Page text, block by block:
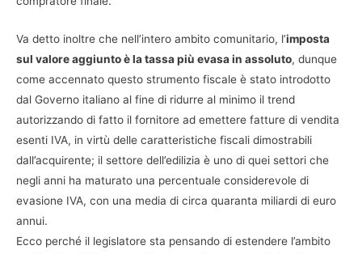
Va detto inoltre che nell’intero ambito comunitario, l’imposta
sul valore aggiunto è la tassa più evasa in assoluto, dunque
come accennato questo strumento fiscale è stato introdotto
dal Governo italiano al fine di ridurre al minimo il trend
autorizzando di fatto il fornitore ad emettere fatture di vendita
esenti IVA, in virtù delle caratteristiche fiscali dimostrabili
dall’acquirente; il settore dell’edilizia è uno di quei settori che
negli anni ha maturato una percentuale considerevole di
evasione IVA, con una media di circa quaranta miliardi di euro
annui.
Ecco perché il legislatore sta pensando di estendere l’ambito